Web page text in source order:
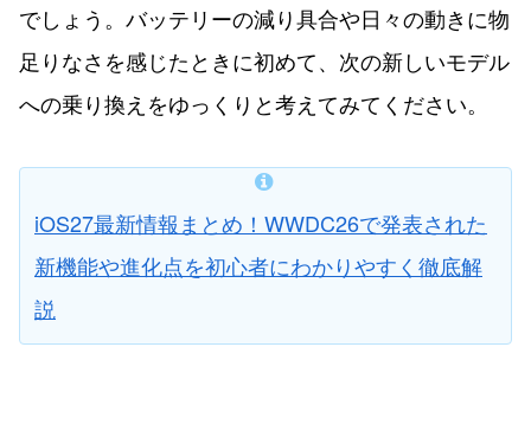
でしょう。バッテリーの減り具合や日々の動きに物
足りなさを感じたときに初めて、次の新しいモデル
への乗り換えをゆっくりと考えてみてください。
iOS27最新情報まとめ！WWDC26で発表された
新機能や進化点を初心者にわかりやすく徹底解
説